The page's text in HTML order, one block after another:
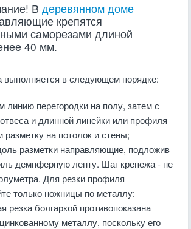
В деревянном доме
крепятся
саморезами длиной
40 мм.
выполняется в следующем порядке:
линию перегородки на полу, затем с
и длинной линейки или профиля
разметку на потолок и стены;
разметки направляющие, подложив
демпферную ленту. Шаг крепежа - не
Для резки профиля
только ножницы по металлу:
резка болгаркой противопоказана
металлу, поскольку его